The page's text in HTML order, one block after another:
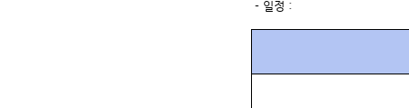
- 일정 :